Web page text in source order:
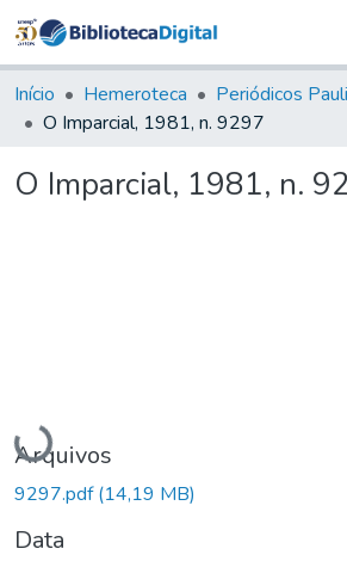
&
Coleções
Tudo na
Digital
Início Hemeroteca Periódicos
O Imparcial, 1981, n. 9297
O Imparcial, 1981, n.
Carregando...
Arquivos
9297.pdf(14,19 MB)
Data